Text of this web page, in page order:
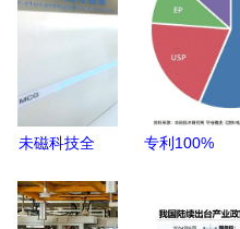
未磁科技全
道无液氦心
专利100%
握，中国氢